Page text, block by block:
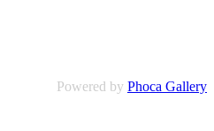
Powered by Phoca Gallery